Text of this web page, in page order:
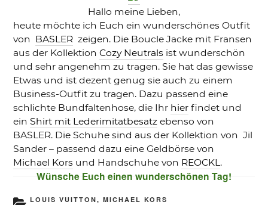
Hallo meine Lieben,
heute möchte ich Euch ein wunderschönes Outfit
von BASLER zeigen. Die Boucle Jacke mit Fransen
aus der KollektionCozy Neutrals ist wunderschön
und sehr angenehm zu tragen. Sie hat das gewisse
Etwas und ist dezent genug sie auch zu einem
Business-Outfit zu tragen. Dazu passend eine
schlichte Bundfaltenhose, die Ihr hier findet und
einShirt mit Lederimitatbesatz ebenso von
BASLER. Die Schuhe sind aus der Kollektion von Jil
Sander – passend dazu eine Geldbörse von
Michael Kors und Handschuhe von REOCKL.
Wünsche Euch einen wunderschönen Tag!
KATEGORIEN
LOUIS VUITTON, MICHAEL KORS